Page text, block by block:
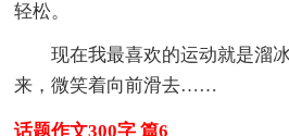
轻松。
现在我最喜欢的运动就是溜
来，微笑着向前滑去……
话题作文300字 篇6